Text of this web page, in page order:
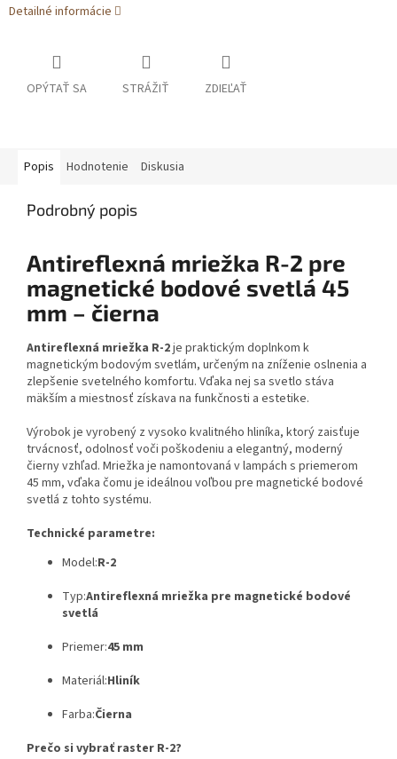
Detailné informácie
OPÝTAŤ SA STRÁŽIŤ ZDIEĽAŤ
Popis Hodnotenie Diskusia
Podrobný popis
Antireflexná mriežka R-2 pre
magnetické bodové svetlá 45
mm – čierna
Antireflexná mriežka R-2je praktickým doplnkom k
magnetickým bodovým svetlám, určeným na zníženie oslnenia a
zlepšenie svetelného komfortu. Vďaka nej sa svetlo stáva
mäkším a miestnosť získava na funkčnosti a estetike.
Výrobok je vyrobený z vysoko kvalitného hliníka, ktorý zaisťuje
trvácnosť, odolnosť voči poškodeniu a elegantný, moderný
čierny vzhľad. Mriežka je namontovaná v lampách s priemerom
45 mm, vďaka čomu je ideálnou voľbou pre magnetické bodové
svetlá z tohto systému.
Technické parametre:
Model:R-2
Typ:Antireflexná mriežka pre magnetické bodové
svetlá
Priemer:45 mm
Materiál:Hliník
Farba:Čierna
Prečo si vybrať raster R-2?